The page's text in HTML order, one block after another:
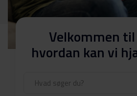
Velkommen til
hvordan kan vi